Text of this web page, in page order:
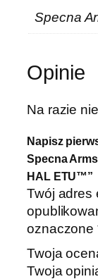
Specna
Opinie
Na razie
Napisz
Specna
HAL ETU™”
Twój adres
oznaczone
Twoja
Twoja